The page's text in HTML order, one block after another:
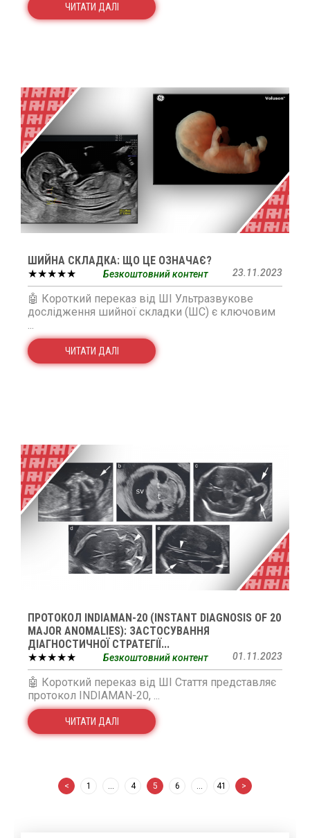
ЧИТАТИ ДАЛІ
ШИЙНА СКЛАДКА: ЩО ЦЕ ОЗНАЧАЄ?
★★★★★
23.11.2023
Безкоштовний контент
🤖 Короткий переказ від ШІ Ультразвукове
дослідження шийної складки (ШС) є ключовим
...
ЧИТАТИ ДАЛІ
ПРОТОКОЛ INDIAMAN-20 (INSTANT DIAGNOSIS OF 20
MAJOR ANOMALIES): ЗАСТОСУВАННЯ
ДІАГНОСТИЧНОЇ СТРАТЕГІЇ...
★★★★★
01.11.2023
Безкоштовний контент
🤖 Короткий переказ від ШІ Стаття представляє
протокол INDIAMAN-20, ...
ЧИТАТИ ДАЛІ
< 1 … 4 5 6 … 41 >